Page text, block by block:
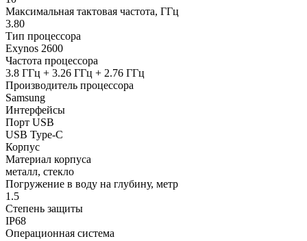
Максимальная тактовая частота, ГГц
3.80
Тип процессора
Exynos 2600
Частота процессора
3.8 ГГц + 3.26 ГГц + 2.76 ГГц
Производитель процессора
Samsung
Интерфейсы
Порт USB
USB Type-C
Корпус
Материал корпуса
металл, стекло
Погружение в воду на глубину, метр
1.5
Степень защиты
IP68
Операционная система